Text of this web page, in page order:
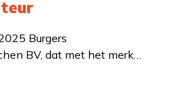
Burgers
BV, dat met het merk…